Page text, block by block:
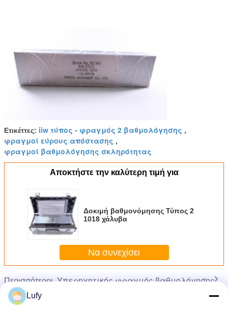
Ετικέττες: iiw τύπος - φραγμός 2 βαθμολόγησης ,
φραγμοί εύρους απόστασης ,
φραγμοί βαθμολόγησης σκληρότητας
Αποκτήστε την καλύτερη τιμή για
Δοκιμή βαθμονόμησης Τύπος 2
1018 χάλυβα
Να συνεχίσει
ΠερισσότεροιΥπερηχητικός φραγμός βαθμολόγησης
Lufy